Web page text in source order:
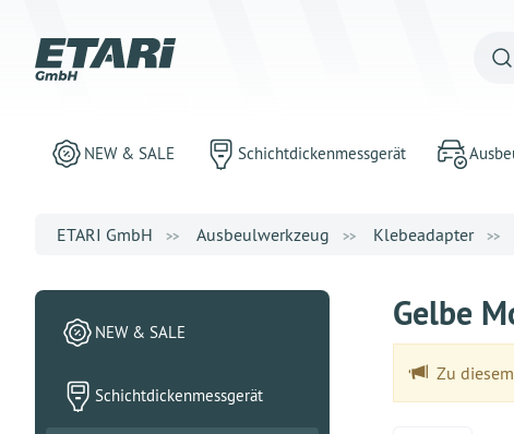
NEW & SALE Schichtdickenmessgerät
ETARI GmbH Ausbeulwerkzeug Klebeadapter
Gelbe
Zu diesem
NEW & SALE
Schichtdickenmessgerät